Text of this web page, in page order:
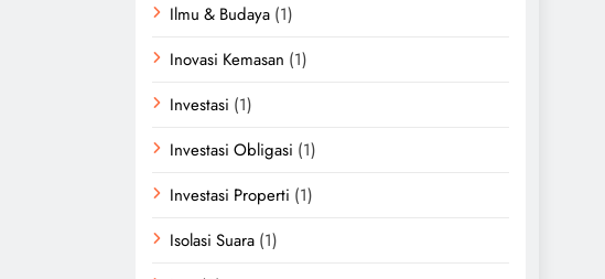
Ilmu & Budaya (1)
Inovasi Kemasan (1)
Investasi (1)
Investasi Obligasi (1)
Investasi Properti (1)
Isolasi Suara (1)